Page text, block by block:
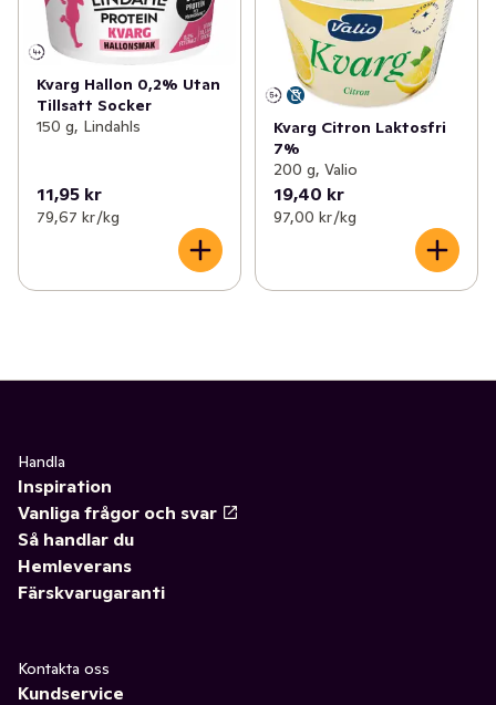
Kvarg Hallon 0,2% Utan
Tillsatt Socker
150 g, Lindahls
11,95 kr
79,67 kr /kg
Kvarg Citron Laktosfri
7%
200 g, Valio
19,40 kr
97,00 kr /kg
Handla
Inspiration
Vanliga frågor och svar
Så handlar du
Hemleverans
Färskvarugaranti
Kontakta oss
Kundservice